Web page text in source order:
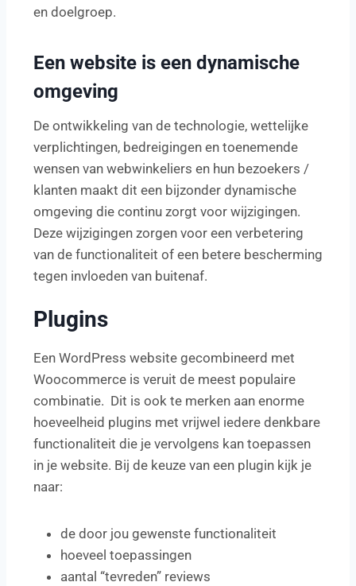
en doelgroep.
Een website is een dynamische
omgeving
De ontwikkeling van de technologie, wettelijke
verplichtingen, bedreigingen en toenemende
wensen van webwinkeliers en hun bezoekers /
klanten maakt dit een bijzonder dynamische
omgeving die continu zorgt voor wijzigingen.
Deze wijzigingen zorgen voor een verbetering
van de functionaliteit of een betere bescherming
tegen invloeden van buitenaf.
Plugins
Een WordPress website gecombineerd met
Woocommerce is veruit de meest populaire
combinatie. Dit is ook te merken aan enorme
hoeveelheid plugins met vrijwel iedere denkbare
functionaliteit die je vervolgens kan toepassen
in je website. Bij de keuze van een plugin kijk je
naar:
de door jou gewenste functionaliteit
hoeveel toepassingen
aantal “tevreden” reviews